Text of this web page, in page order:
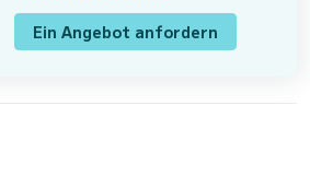
Ein Angebot anfordern